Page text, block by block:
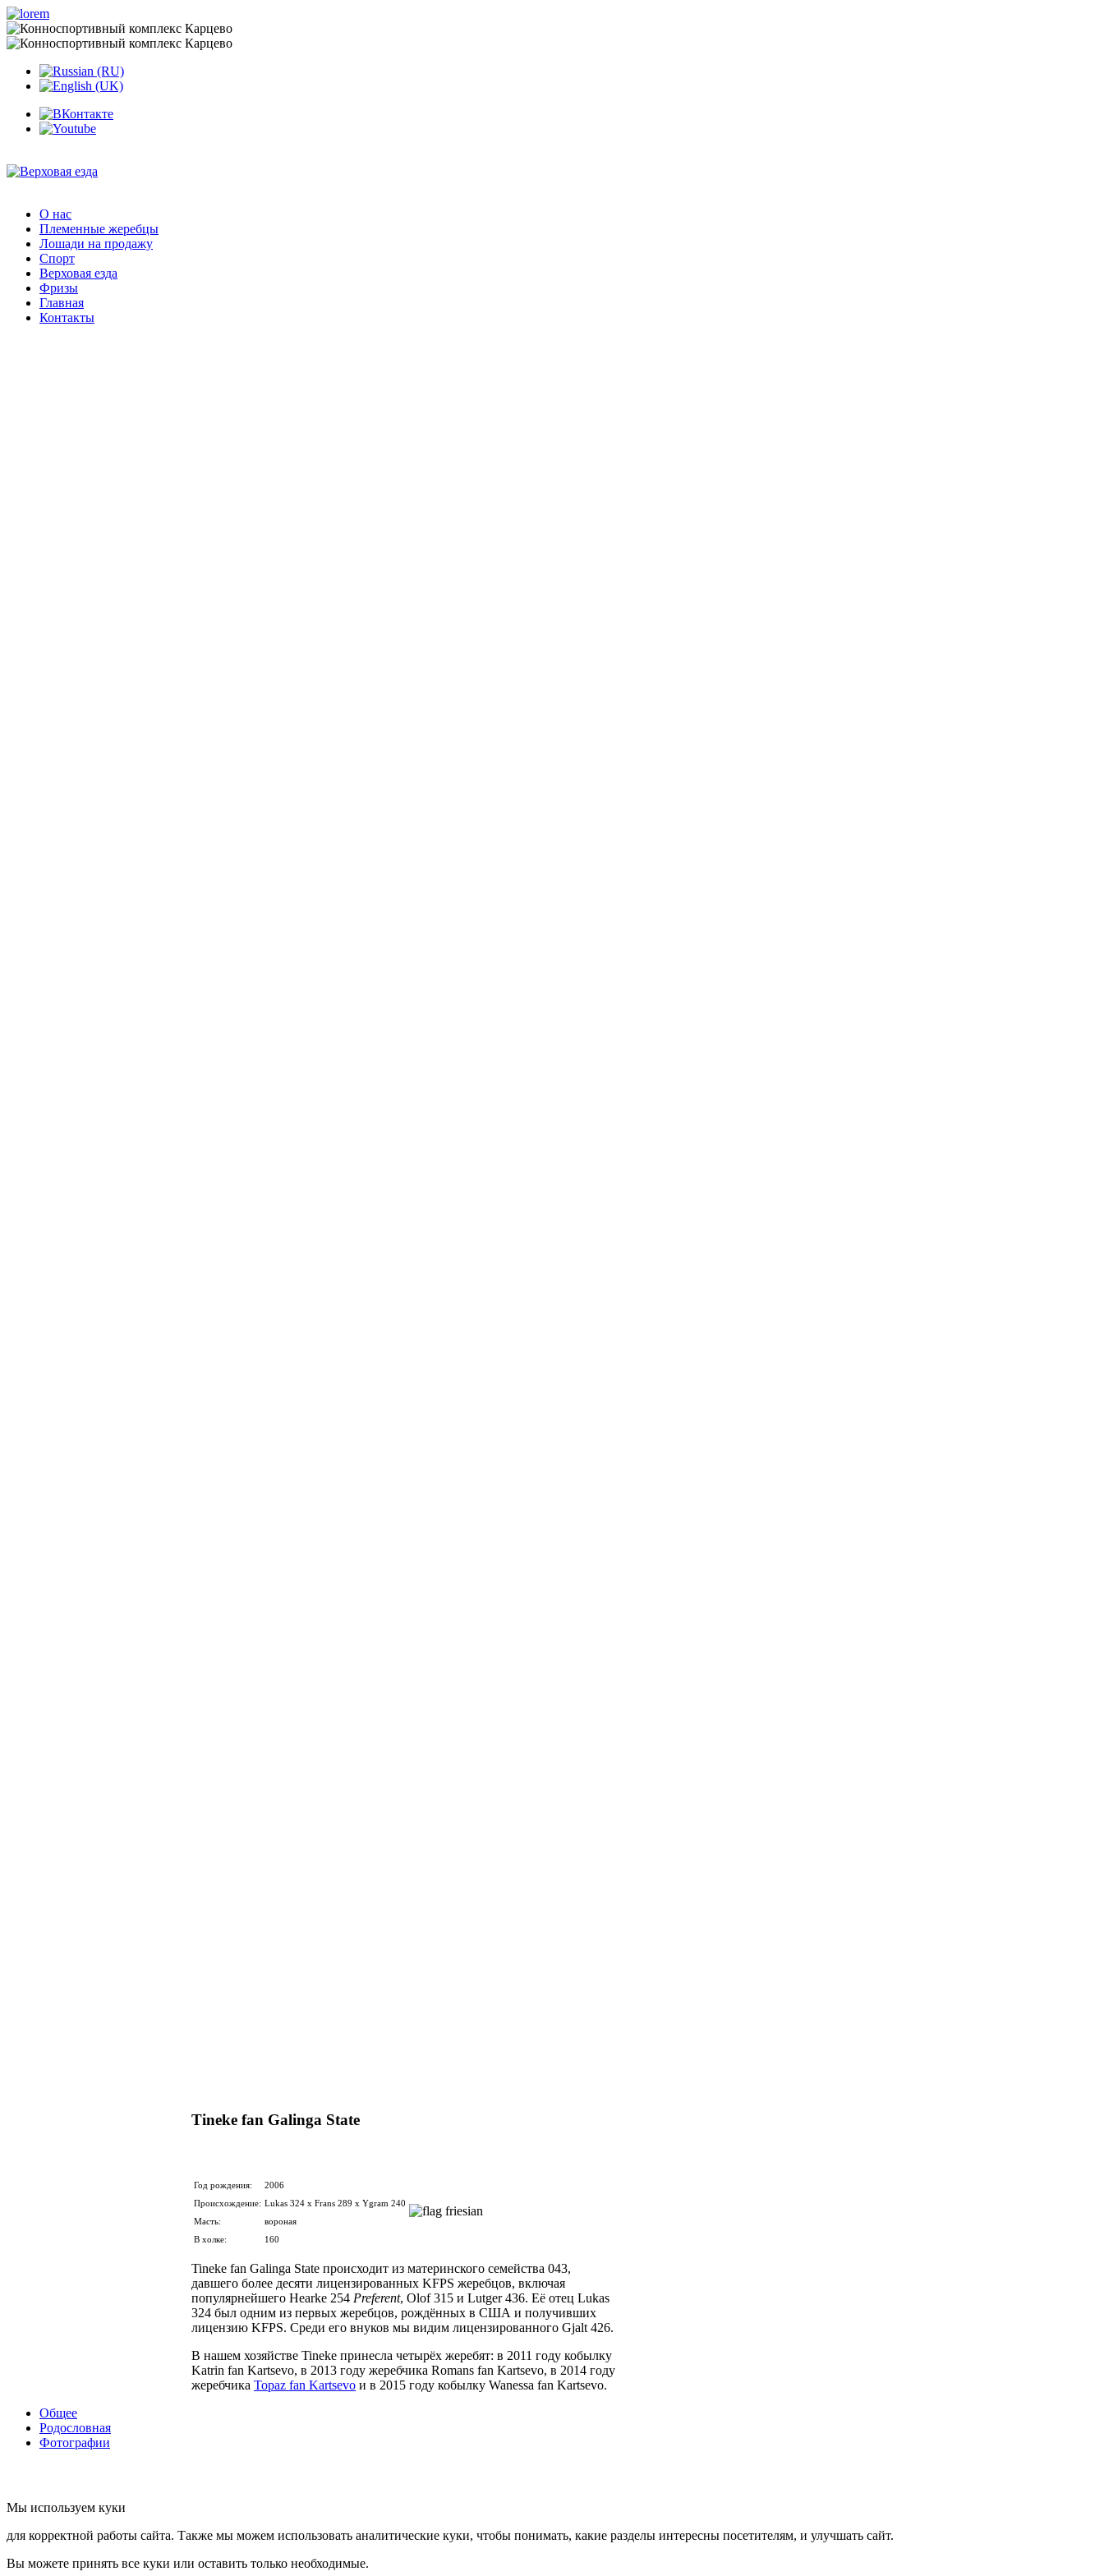
О нас
Племенные жеребцы
Лошади на продажу
Спорт
Верховая езда
Фризы
Главная
Контакты
Tineke fan Galinga State
Год рождения:
2006
Происхождение: Lukas 324 x Frans 289 x Ygram 240
Масть:
вороная
В холке:
160
Tineke fan Galinga State происходит из материнского семейства 043,
давшего более десяти лицензированных KFPS жеребцов, включая
популярнейшего Hearke 254 Preferent, Olof 315 и Lutger 436. Её отец Lukas
324 был одним из первых жеребцов, рождённых в США и получивших
лицензию KFPS. Среди его внуков мы видим лицензированного Gjalt 426.
В нашем хозяйстве Tineke принесла четырёх жеребят: в 2011 году кобылку
Katrin fan Kartsevo, в 2013 году жеребчика Romans fan Kartsevo, в 2014 году
жеребчика Topaz fan Kartsevo и в 2015 году кобылку Wanessa fan Kartsevo.
Общее
Родословная
Фотографии
Мы используем куки
для корректной работы сайта. Также мы можем использовать аналитические куки, чтобы понимать, какие разделы интересны посетителям, и улучшать сайт.
Вы можете принять все куки или оставить только необходимые.